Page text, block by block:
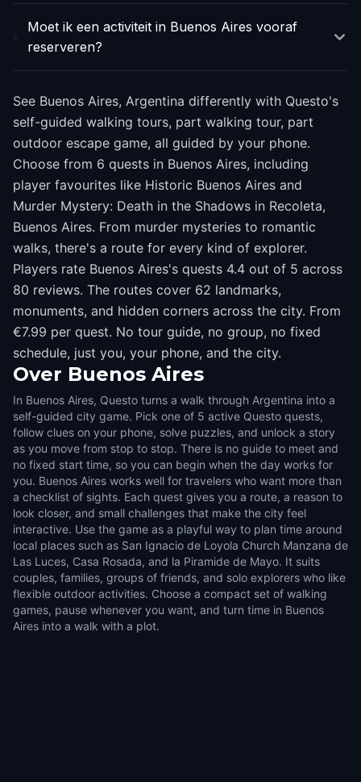
Moet ik een activiteit in Buenos Aires vooraf
reserveren?
See Buenos Aires, Argentina differently with Questo's
self-guided walking tours, part walking tour, part
outdoor escape game, all guided by your phone.
Choose from 6 quests in Buenos Aires, including
player favourites like Historic Buenos Aires and
Murder Mystery: Death in the Shadows in Recoleta,
Buenos Aires. From murder mysteries to romantic
walks, there's a route for every kind of explorer.
Players rate Buenos Aires's quests 4.4 out of 5 across
80 reviews. The routes cover 62 landmarks,
monuments, and hidden corners across the city. From
€7.99 per quest. No tour guide, no group, no fixed
schedule, just you, your phone, and the city.
Over Buenos Aires
In Buenos Aires, Questo turns a walk through Argentina into a
self-guided city game. Pick one of 5 active Questo quests,
follow clues on your phone, solve puzzles, and unlock a story
as you move from stop to stop. There is no guide to meet and
no fixed start time, so you can begin when the day works for
you. Buenos Aires works well for travelers who want more than
a checklist of sights. Each quest gives you a route, a reason to
look closer, and small challenges that make the city feel
interactive. Use the game as a playful way to plan time around
local places such as San Ignacio de Loyola Church Manzana de
Las Luces, Casa Rosada, and la Piramide de Mayo. It suits
couples, families, groups of friends, and solo explorers who like
flexible outdoor activities. Choose a compact set of walking
games, pause whenever you want, and turn time in Buenos
Aires into a walk with a plot.